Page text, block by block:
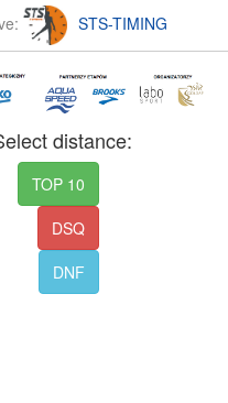
STS-TIMING
distance:
TOP 10
DSQ
DNF